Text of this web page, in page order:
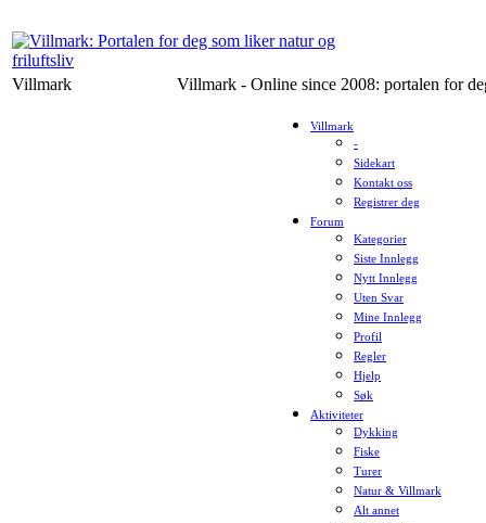
Villmark Villmark - Online since 2008: portalen for
Villmark
-
Sidekart
Kontakt oss
Registrer deg
Forum
Kategorier
Siste Innlegg
Nytt Innlegg
Uten Svar
Mine Innlegg
Profil
Regler
Hjelp
Søk
Aktiviteter
Dykking
Fiske
Turer
Natur & Villmark
Alt annet